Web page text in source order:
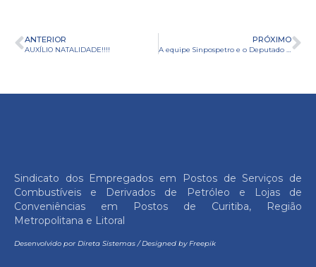
ANTERIOR
AUXÍLIO NATALIDADE!!!!
PRÓXIMO
Sindicato dos Empregados em Postos de Serviços de
Combustíveis e Derivados de Petróleo e Lojas de
Conveniências em Postos de Curitiba, Região
Metropolitana e Litoral
Desenvolvido por Direta Sistemas/Designed by Freepik